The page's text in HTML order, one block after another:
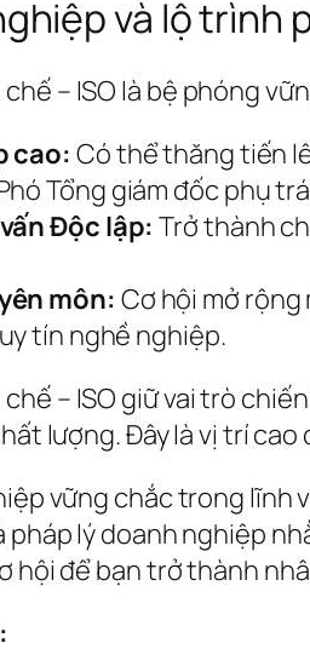
và lộ trình
– ISO là bệ phóng
cao: Có thể thăng tiến
Tổng giám đốc phụ
Độc lập: Trở thành
môn: Cơ hội mở
tín nghề nghiệp.
– ISO giữ vai trò
lượng. Đây là vị trí
vững chắc trong lĩnh
pháp lý doanh nghiệp
hội để bạn trở thành